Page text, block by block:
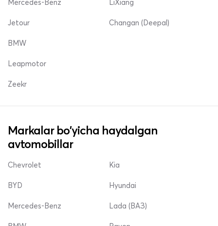
Mercedes-Benz
Jetour
LiXiang
Changan (Deepal)
BMW
Leapmotor
Zeekr
Markalar bo'yicha haydalgan
avtomobillar
Chevrolet
BYD
Mercedes-Benz
Kia
Hyundai
Lada (ВАЗ)